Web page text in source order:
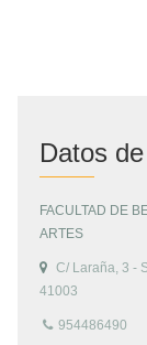
Datos
FACULTAD DE
ARTES
C/ Laraña, 3 -
41003
954486490